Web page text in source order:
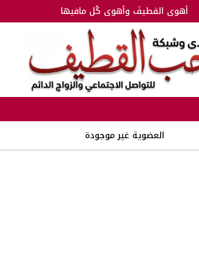
أهوى القطيفَ وأهوى كُل مافيها
العضوية غير موجودة